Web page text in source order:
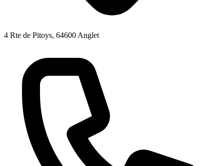
4 Rte de Pitoys, 64600 Anglet